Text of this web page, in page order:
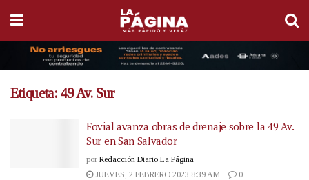
Etiqueta: 49 Av. Sur
Fovial avanza obras de drenaje sobre la 49 Av.
Sur en San Salvador
por Redacción Diario La Página
JUEVES, 2 FEBRERO 2023 8:39 AM
0